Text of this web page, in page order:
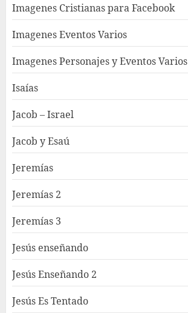
Imagenes Cristianas para Facebook
Imagenes Eventos Varios
Imagenes Personajes y Eventos Varios
Isaías
Jacob – Israel
Jacob y Esaú
Jeremías
Jeremías 2
Jeremías 3
Jesús enseñando
Jesús Enseñando 2
Jesús Es Tentado